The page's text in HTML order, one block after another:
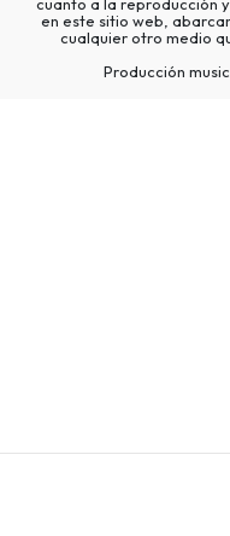
en este sitio web,
cualquier otro medio
Producción